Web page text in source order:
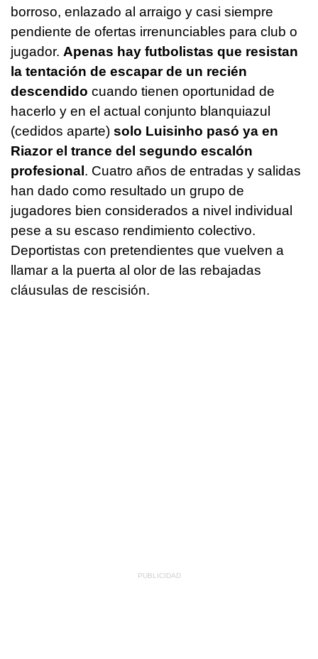
borroso, enlazado al arraigo y casi siempre
pendiente de ofertas irrenunciables para club o
jugador. Apenas hay futbolistas que resistan
la tentación de escapar de un recién
descendido cuando tienen oportunidad de
hacerlo y en el actual conjunto blanquiazul
(cedidos aparte) solo Luisinho pasó ya en
Riazor el trance del segundo escalón
profesional. Cuatro años de entradas y salidas
han dado como resultado un grupo de
jugadores bien considerados a nivel individual
pese a su escaso rendimiento colectivo.
Deportistas con pretendientes que vuelven a
llamar a la puerta al olor de las rebajadas
cláusulas de rescisión.